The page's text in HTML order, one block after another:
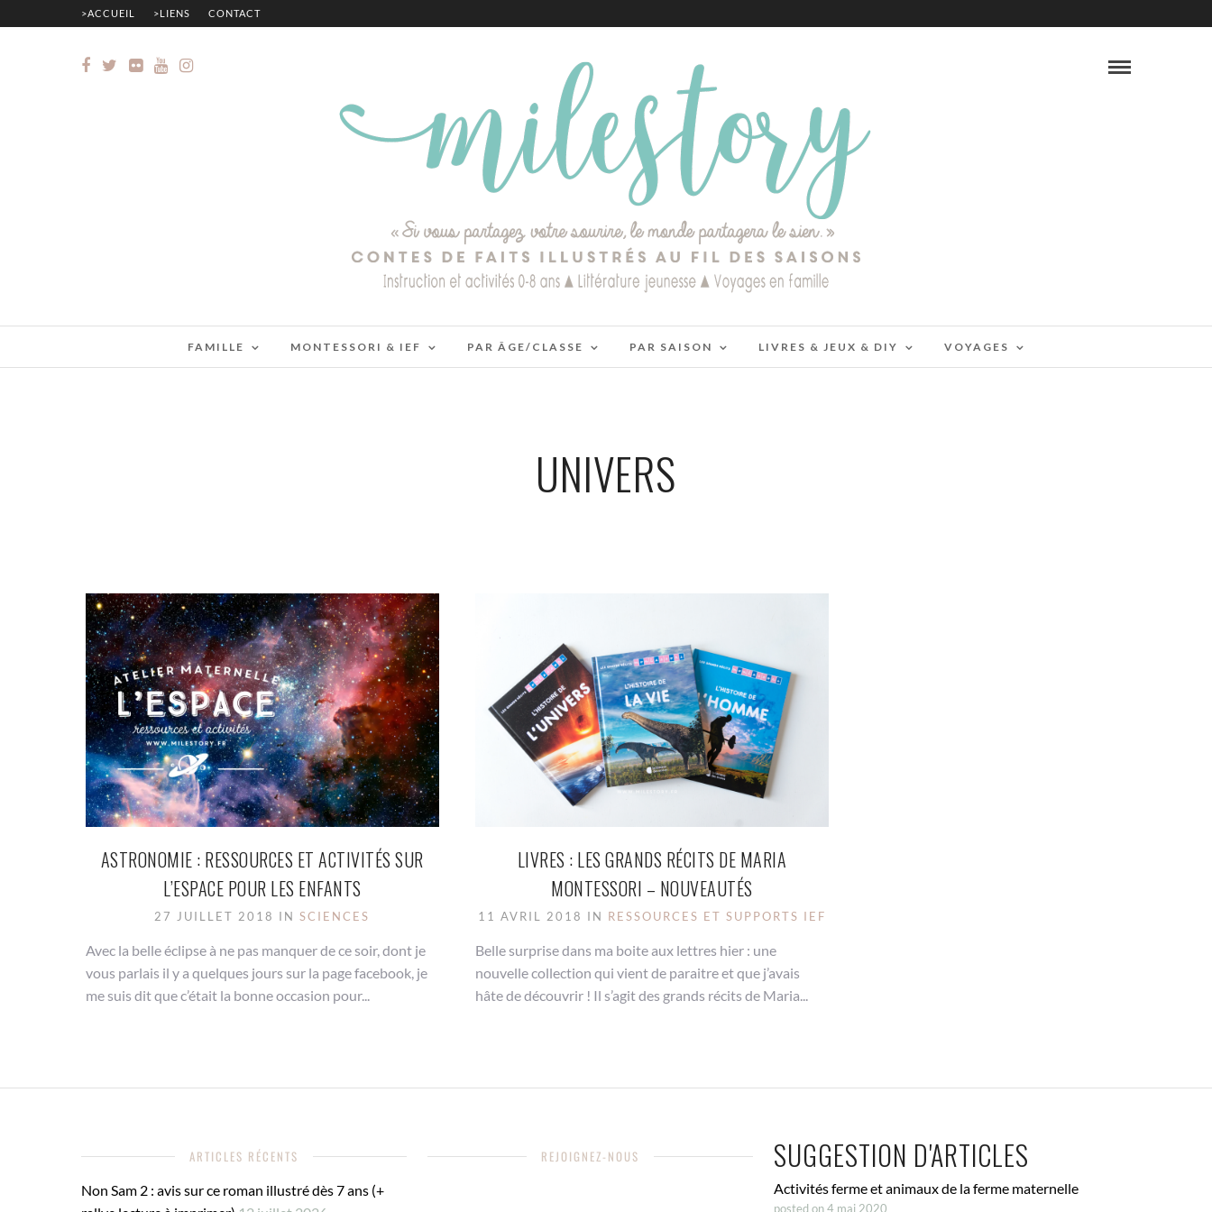
>ACCUEIL >LIENS CONTACT
FAMILLE MONTESSORI & IEF PAR ÂGE/CLASSE PAR SAISON LIVRES & JEUX & DIY VOYAGES
UNIVERS
ASTRONOMIE : RESSOURCES ET ACTIVITÉS SUR
L’ESPACE POUR LES ENFANTS
27 JUILLET 2018 INSCIENCES
Avec la belle éclipse à ne pas manquer de ce soir, dont je
vous parlais il y a quelques jours sur la page facebook, je
me suis dit que c’était la bonne occasion pour...
LIVRES : LES GRANDS RÉCITS DE MARIA
MONTESSORI – NOUVEAUTÉS
11 AVRIL 2018 IN RESSOURCES ET SUPPORTS IEF
Belle surprise dans ma boite aux lettres hier : une
nouvelle collection qui vient de paraitre et que j’avais
hâte de découvrir ! Il s’agit des grands récits de Maria...
ARTICLES RÉCENTS
Non Sam 2 : avis sur ce roman illustré dès 7 ans (+
REJOIGNEZ-NOUS SUGGESTION D'ARTICLES
Activités ferme et animaux de la ferme maternelle
posted on 4 mai 2020